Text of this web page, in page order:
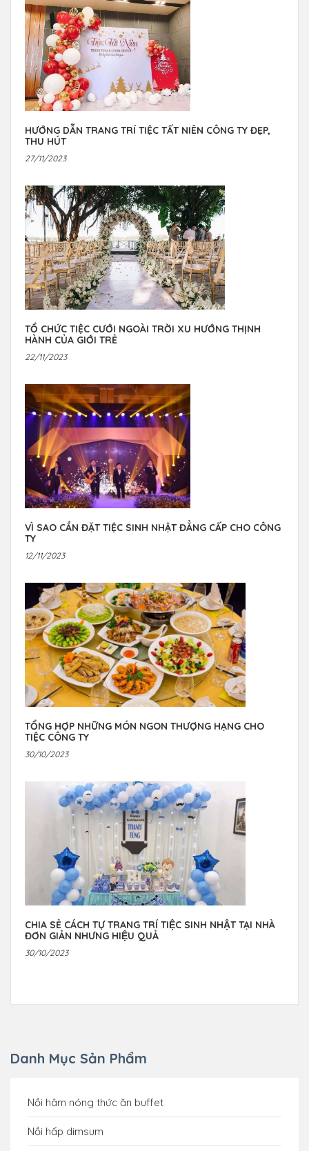
HƯỚNG DẪN TRANG TRÍ TIỆC TẤT NIÊN CÔNG TY ĐẸP,
THU HÚT
27/11/2023
TỔ CHỨC TIỆC CƯỚI NGOÀI TRỜI XU HƯỚNG THỊNH
HÀNH CỦA GIỚI TRẺ
22/11/2023
VÌ SAO CẦN ĐẶT TIỆC SINH NHẬT ĐẲNG CẤP CHO CÔNG
TY
12/11/2023
TỔNG HỢP NHỮNG MÓN NGON THƯỢNG HẠNG CHO
TIỆC CÔNG TY
30/10/2023
CHIA SẺ CÁCH TỰ TRANG TRÍ TIỆC SINH NHẬT TẠI NHÀ
ĐƠN GIẢN NHƯNG HIỆU QUẢ
30/10/2023
Danh Mục Sản Phẩm
Nồi hâm nóng thức ăn buffet
Nồi hấp dimsum